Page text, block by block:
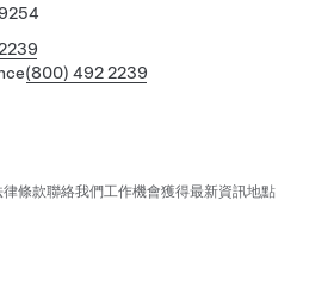
(800) 492 2239
條款聯絡我們工作機會獲得最新資訊地點